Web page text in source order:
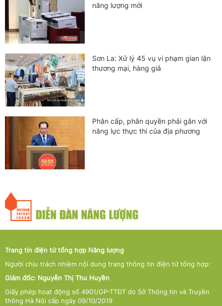
năng lượng mới
Sơn La: Xử lý 45 vụ vi phạm gian lận
thương mại, hàng giả
Phân cấp, phân quyền phải gắn với
năng lực thực thi của địa phương
Trang tin điện tử tổng hợp Năng lượng
Người chịu trách nhiệm nội dung trang thông tin điện tử tổng hợp:
Giám đốc: Nguyễn Thị Thu Huyền
Giấy phép hoạt động số 4901/GP-TTĐT do Sở Thông tin và Truyền
thông Hà Nội cấp ngày 09/10/2019